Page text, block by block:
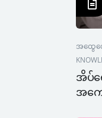
အထွေထွ
အိပ်ရ
အကေ